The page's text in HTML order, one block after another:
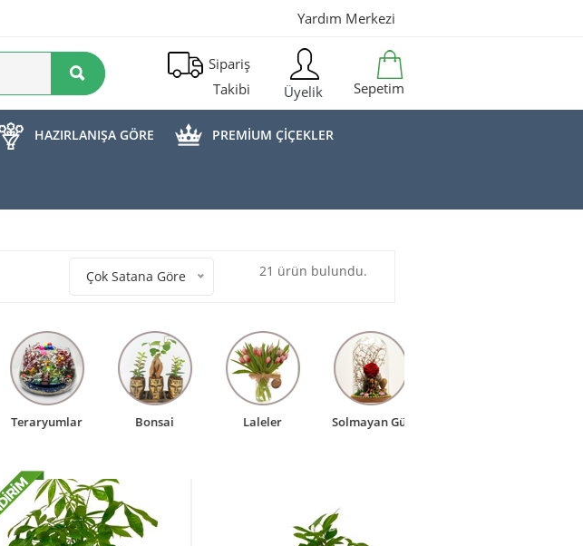
Yardım Merkezi
Sipariş
Takibi
Üyelik Sepetim
HAZIRLANIŞA GÖRE PREMİUM ÇİÇEKLER
Çok Satana Göre 21 ürün bulundu.
Teraryumlar Bonsai Laleler Solmayan Gül